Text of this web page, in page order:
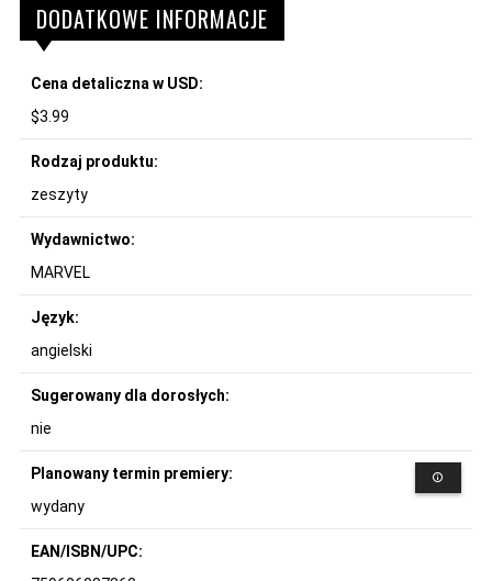
DODATKOWE INFORMACJE
Cena detaliczna w USD:
$3.99
Rodzaj produktu:
zeszyty
Wydawnictwo:
MARVEL
Język:
angielski
Sugerowany dla dorosłych:
nie
Planowany termin premiery:
wydany
EAN/ISBN/UPC: